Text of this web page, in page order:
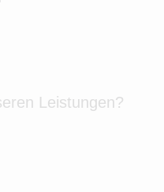
Leistungen?